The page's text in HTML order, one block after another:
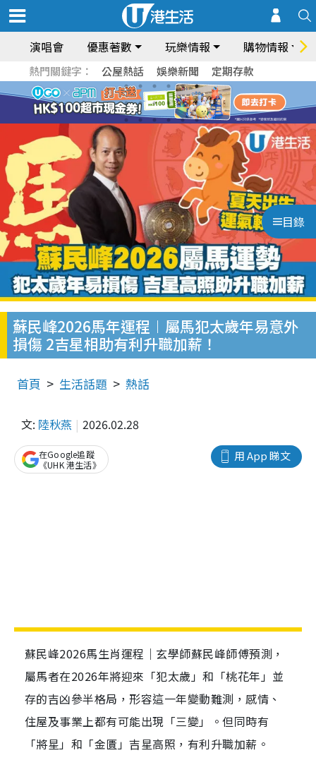
演唱會 優惠著數 玩樂情報 購物情報
熱門關鍵字： 公屋熱話 娛樂新聞 定期存款
目錄
蘇民峰2026馬年運程︱屬馬犯太歲年易意外
損傷 2吉星相助有利升職加薪！
首頁 生活話題 熱話
文: 陸秋燕 2026.02.28
用 App 睇文
在Google追蹤
《UHK 港生活》
蘇民峰2026馬生肖運程｜玄學師蘇民峰師傅預測，
屬馬者在2026年將迎來「犯太歲」和「桃花年」並
存的吉凶參半格局，形容這一年變動難測，感情、
住屋及事業上都有可能出現「三變」。但同時有
「將星」和「金匱」吉星高照，有利升職加薪。